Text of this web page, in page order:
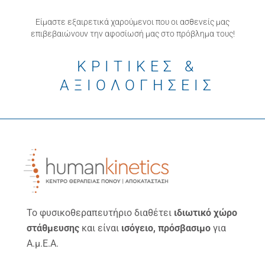
Είμαστε εξαιρετικά χαρούμενοι που οι ασθενείς μας
επιβεβαιώνουν την αφοσίωσή μας στο πρόβλημα τους!
ΚΡΙΤΙΚΕΣ &
ΑΞΙΟΛΟΓΗΣΕΙΣ
Το φυσικοθεραπευτήριο διαθέτει ιδιωτικό χώρο
στάθμευσης και είναι ισόγειο, πρόσβασιμο για
Α.μ.Ε.Α.